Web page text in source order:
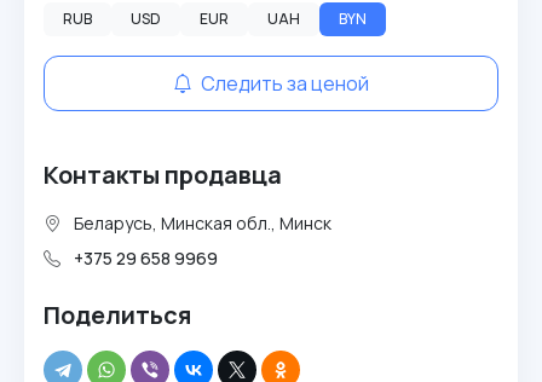
RUB USD EUR UAH BYN
Следить за ценой
Контакты продавца
Беларусь, Минская обл., Минск
+375 29 658 9969
Поделиться